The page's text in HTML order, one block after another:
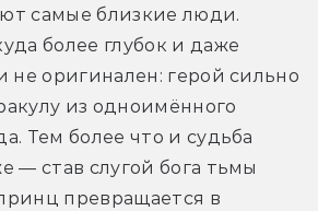
самые близкие люди.
более глубок и даже
не оригинален: герой сильно
из одноимённого
Тем более что и судьба
— став слугой бога тьмы
превращается в